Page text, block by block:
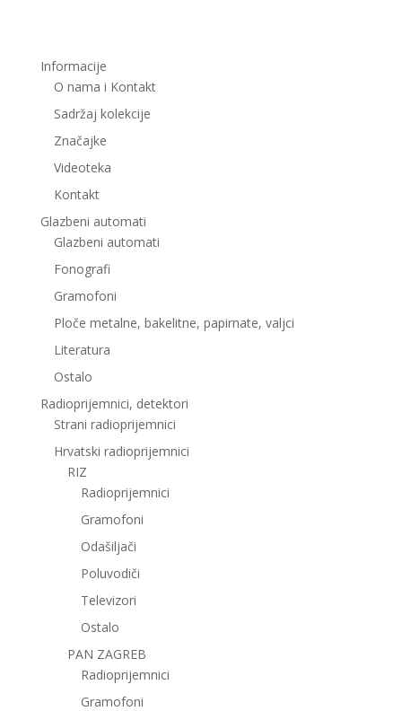
Informacije
O nama i Kontakt
Sadržaj kolekcije
Značajke
Videoteka
Kontakt
Glazbeni automati
Glazbeni automati
Fonografi
Gramofoni
Ploče metalne, bakelitne, papirnate, valjci
Literatura
Ostalo
Radioprijemnici, detektori
Strani radioprijemnici
Hrvatski radioprijemnici
RIZ
Radioprijemnici
Gramofoni
Odašiljači
Poluvodiči
Televizori
Ostalo
PAN ZAGREB
Radioprijemnici
Gramofoni